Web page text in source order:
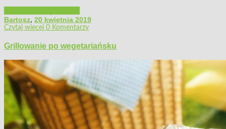
Bartosz, 20 kwietnia 2019
Czytaj więcej 0 Komentarzy
Grillowanie po wegetariańsku